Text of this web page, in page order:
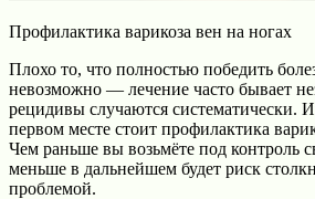
Профилактика варикоза вен на ногах
Плохо то, что полностью победить
невозможно — лечение часто бывает
рецидивы случаются систематически.
первом месте стоит профилактика
Чем раньше вы возьмёте под контроль
меньше в дальнейшем будет риск
проблемой.